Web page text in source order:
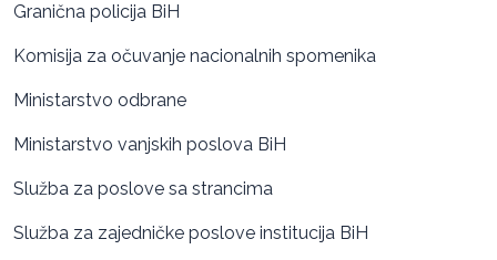
Granična policija BiH
Komisija za očuvanje nacionalnih spomenika
Ministarstvo odbrane
Ministarstvo vanjskih poslova BiH
Služba za poslove sa strancima
Služba za zajedničke poslove institucija BiH